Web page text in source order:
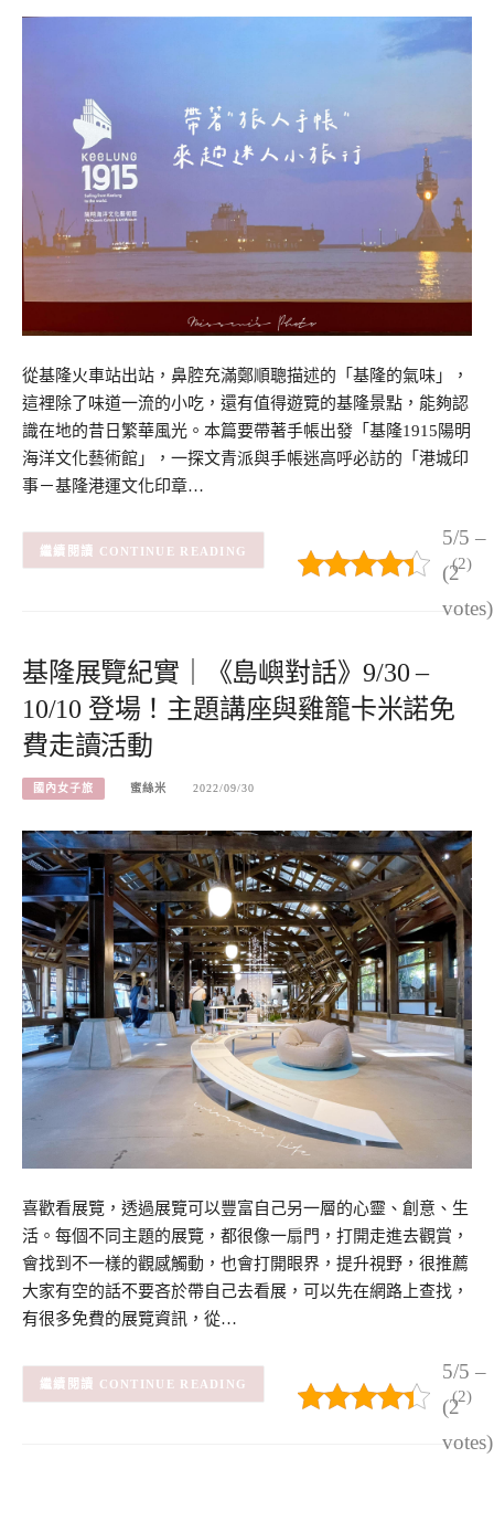
從基隆火車站出站，鼻腔充滿鄭順聰描述的「基隆的氣味」，
這裡除了味道一流的小吃，還有值得遊覽的基隆景點，能夠認
識在地的昔日繁華風光。本篇要帶著手帳出發「基隆1915陽明
海洋文化藝術館」，一探文青派與手帳迷高呼必訪的「港城印
事－基隆港運文化印章…
5/5 –
(2
votes)
(2)
CONTINUE READING
基隆展覽紀實｜《島嶼對話》9/30 –
10/10 登場！主題講座與雞籠卡米諾免
費走讀活動
國內女子旅 蜜絲米 2022/09/30
喜歡看展覽，透過展覽可以豐富自己另一層的心靈、創意、生
活。每個不同主題的展覽，都很像一扇門，打開走進去觀賞，
會找到不一樣的觀感觸動，也會打開眼界，提升視野，很推薦
大家有空的話不要吝於帶自己去看展，可以先在網路上查找，
有很多免費的展覽資訊，從…
5/5 –
(2
votes)
(2)
CONTINUE READING